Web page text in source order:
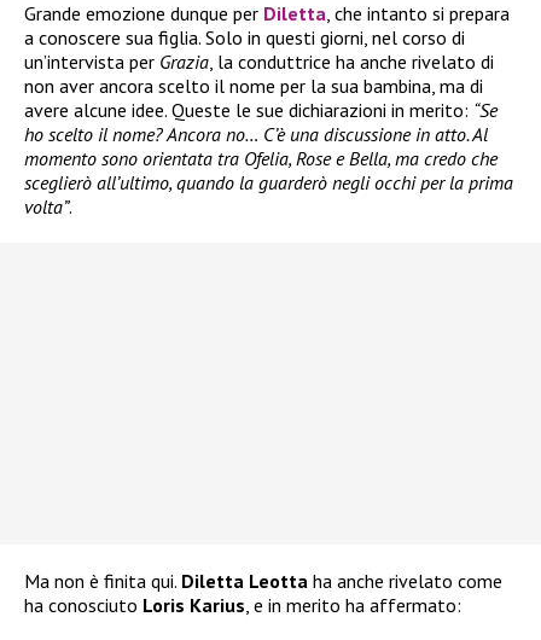
Grande emozione dunque per Diletta, che intanto si prepara
a conoscere sua figlia. Solo in questi giorni, nel corso di
un’intervista per Grazia, la conduttrice ha anche rivelato di
non aver ancora scelto il nome per la sua bambina, ma di
avere alcune idee. Queste le sue dichiarazioni in merito: “Se
ho scelto il nome? Ancora no… C’è una discussione in atto. Al
momento sono orientata tra Ofelia, Rose e Bella, ma credo che
sceglierò all’ultimo, quando la guarderò negli occhi per la prima
volta”.
Ma non è finita qui. Diletta Leotta ha anche rivelato come
ha conosciuto Loris Karius, e in merito ha affermato: